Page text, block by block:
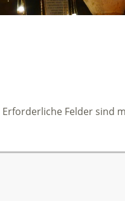
Erforderliche Felder sind